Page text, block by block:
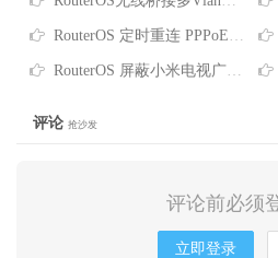
RouterOS 定时重连 PPPoE 脚本
RouterOS 屏蔽小米电视广告脚本
评论 抢沙发
评论前必须
立即登录